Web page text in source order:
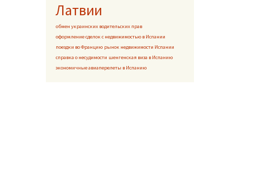
Латвии
обмен украинских водительских прав
оформление сделок с недвижимостью в Испании
поездки во Францию рынок недвижимости Испании
справка о несудимости шенгенская виза в Испанию
экономичные авиаперелеты в Испанию